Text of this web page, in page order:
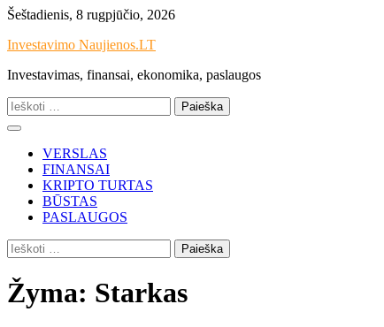
Skip
content
Šeštadienis, 8 rugpjūčio, 2026
Investavimo Naujienos.LT
Investavimas, finansai, ekonomika, paslaugos
Ieškoti:
VERSLAS
FINANSAI
KRIPTO TURTAS
BŪSTAS
PASLAUGOS
Ieškoti:
Žyma: Starkas